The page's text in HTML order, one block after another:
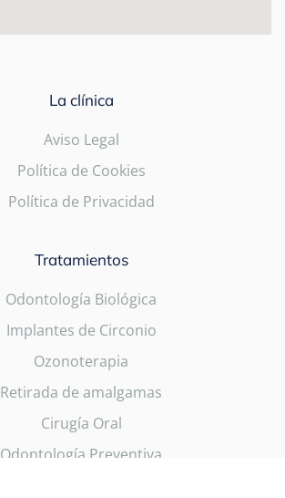
La clínica
Aviso Legal
Política de Cookies
Política de Privacidad
Tratamientos
Odontología Biológica
Implantes de Circonio
Ozonoterapia
Retirada de amalgamas
Cirugía Oral
Odontología Preventiva